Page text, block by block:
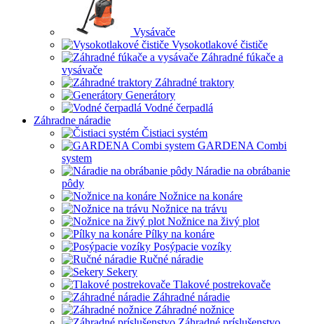
Vysávače
Vysokotlakové čističe
Záhradné fúkače a
vysávače
Záhradné traktory
Generátory
Vodné čerpadlá
Záhradne náradie
Čistiaci systém
GARDENA Combi
system
Náradie na obrábanie
pôdy
Nožnice na konáre
Nožnice na trávu
Nožnice na živý plot
Pílky na konáre
Posýpacie vozíky
Ručné náradie
Sekery
Tlakové postrekovače
Záhradné náradie
Záhradné nožnice